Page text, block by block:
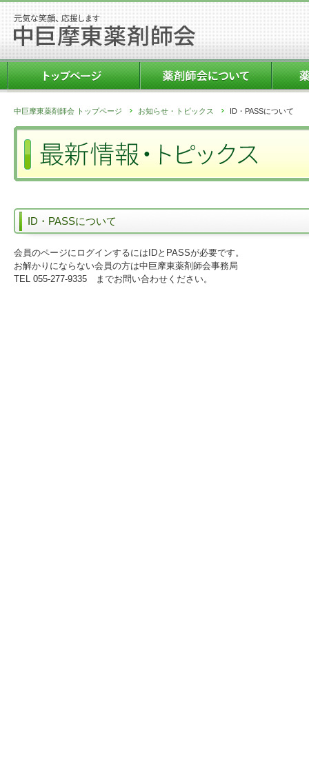
中巨摩東薬剤師会 トップページ お知らせ・トピックス ID・PASSについて
ID・PASSについて
会員のページにログインするにはIDとPASSが必要です。
お解かりにならない会員の方は中巨摩東薬剤師会事務局
TEL 055-277-9335 までお問い合わせください。